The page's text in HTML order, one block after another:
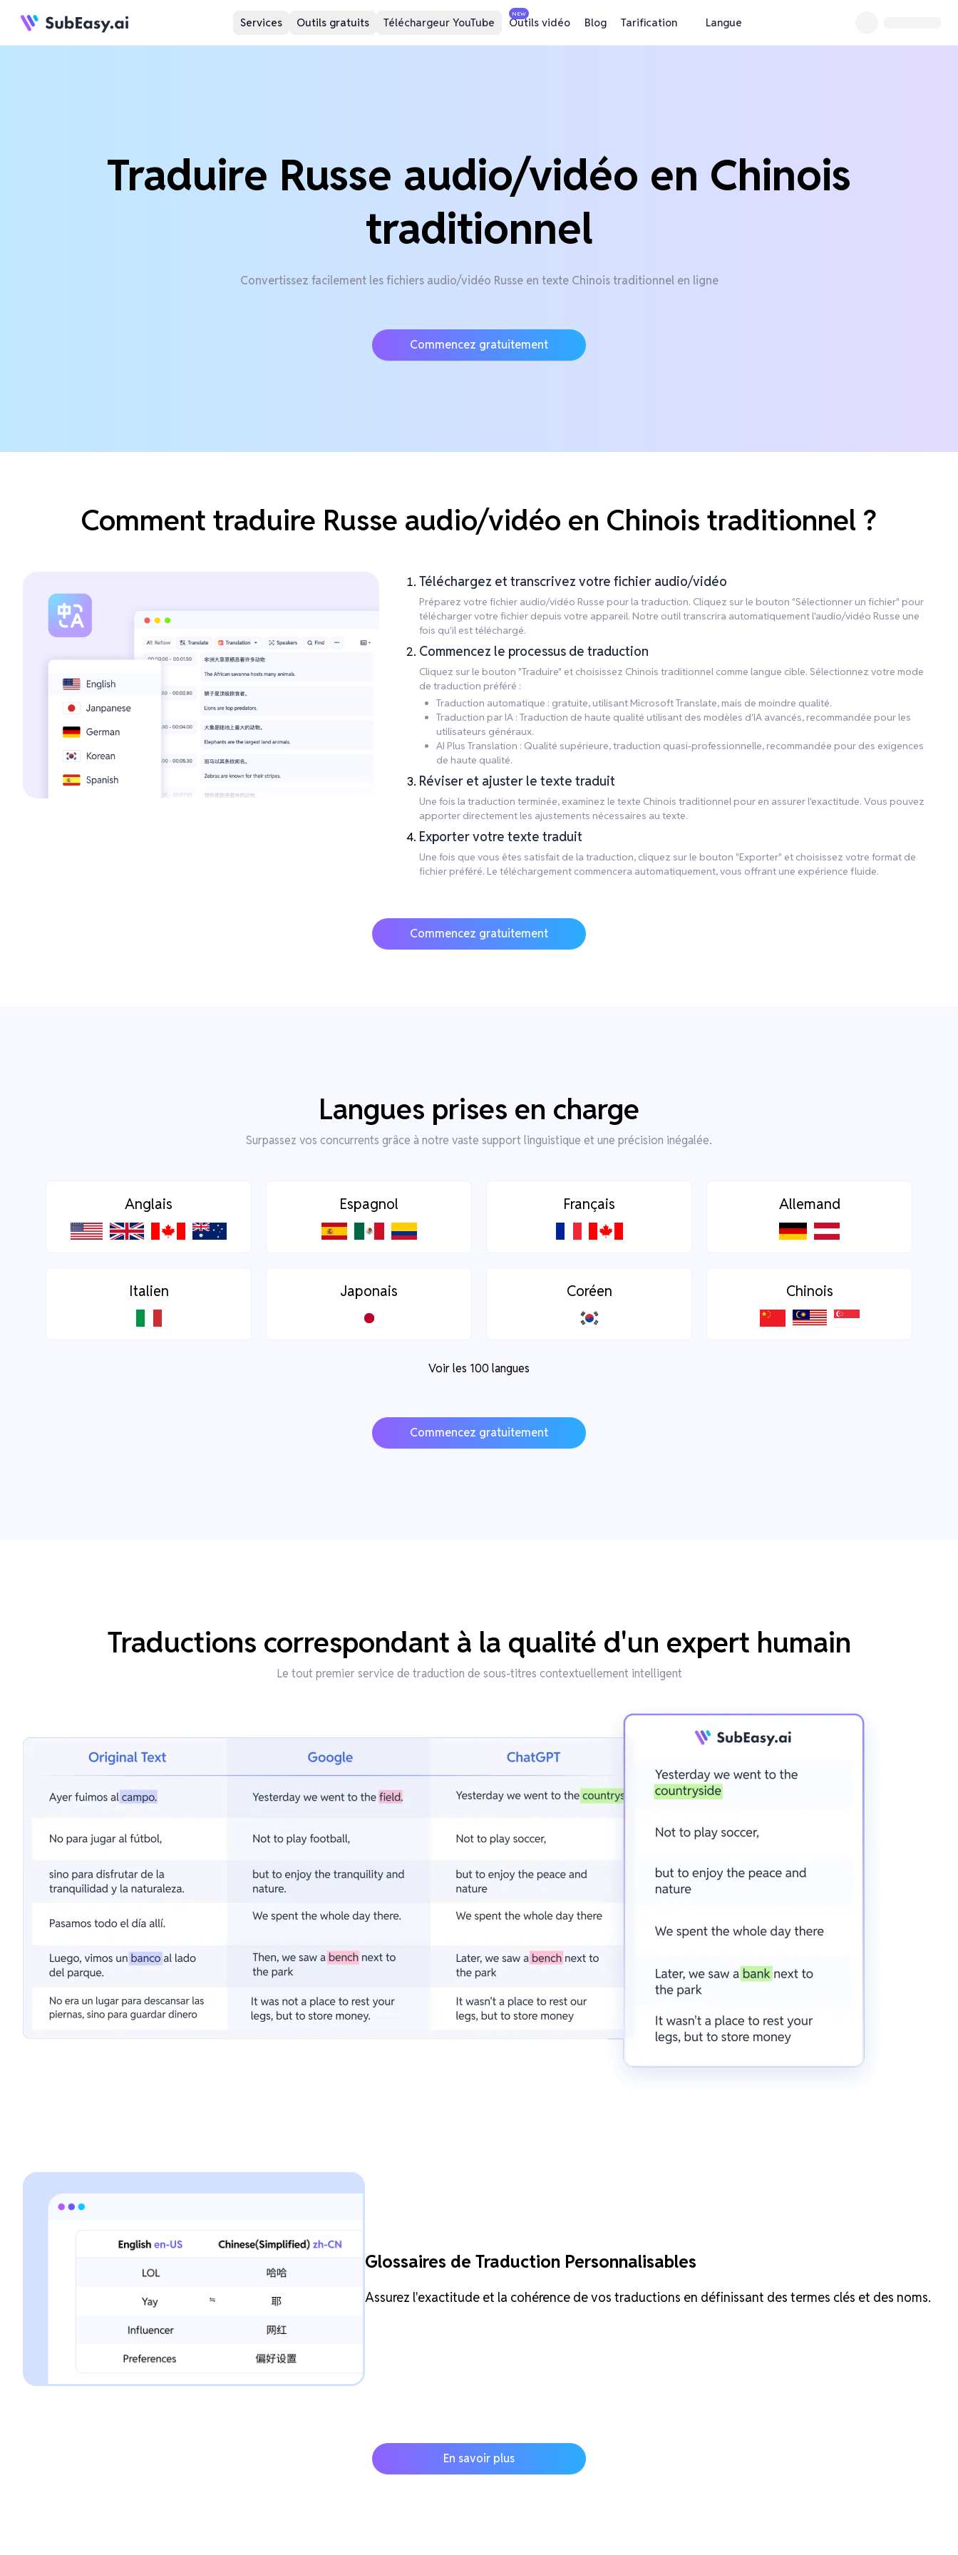
Services Outils gratuits Téléchargeur YouTube
NEW
Outils vidéo Blog Tarification Langue
Traduire Russe audio/vidéo en Chinois
traditionnel
Convertissez facilement les fichiers audio/vidéo Russe en texte Chinois traditionnel en ligne
Commencez gratuitement
Comment traduire Russe audio/vidéo en Chinois traditionnel ?
Téléchargez et transcrivez votre fichier audio/vidéo
Préparez votre fichier audio/vidéo Russe pour la traduction. Cliquez sur le bouton "Sélectionner un fichier" pour
télécharger votre fichier depuis votre appareil. Notre outil transcrira automatiquement l'audio/vidéo Russe une
fois qu'il est téléchargé.
Commencez le processus de traduction
Cliquez sur le bouton "Traduire" et choisissez Chinois traditionnel comme langue cible. Sélectionnez votre mode
de traduction préféré :
Traduction automatique : gratuite, utilisant Microsoft Translate, mais de moindre qualité.
Traduction par IA : Traduction de haute qualité utilisant des modèles d'IA avancés, recommandée pour les
utilisateurs généraux.
AI Plus Translation : Qualité supérieure, traduction quasi-professionnelle, recommandée pour des exigences
de haute qualité.
Réviser et ajuster le texte traduit
Une fois la traduction terminée, examinez le texte Chinois traditionnel pour en assurer l'exactitude. Vous pouvez
apporter directement les ajustements nécessaires au texte.
Exporter votre texte traduit
Une fois que vous êtes satisfait de la traduction, cliquez sur le bouton "Exporter" et choisissez votre format de
fichier préféré. Le téléchargement commencera automatiquement, vous offrant une expérience fluide.
Commencez gratuitement
Langues prises en charge
Surpassez vos concurrents grâce à notre vaste support linguistique et une précision inégalée.
Anglais Espagnol Français Allemand
Italien Japonais Coréen Chinois
Voir les 100 langues
Commencez gratuitement
Traductions correspondant à la qualité d'un expert humain
Le tout premier service de traduction de sous-titres contextuellement intelligent
Glossaires de Traduction Personnalisables
Assurez l'exactitude et la cohérence de vos traductions en définissant des termes clés et des noms.
En savoir plus